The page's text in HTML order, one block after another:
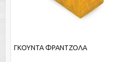
ΓΚΟΥΝΤΑ ΦΡΑΝΤΖΟΛΑ